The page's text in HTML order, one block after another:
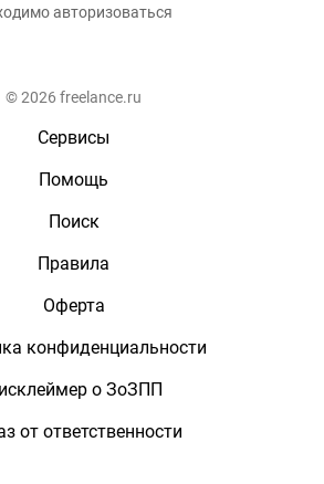
авторизоваться
© 2026 freelance.ru
Сервисы
Помощь
Поиск
Правила
Оферта
конфиденциальности
о ЗоЗПП
от ответственности